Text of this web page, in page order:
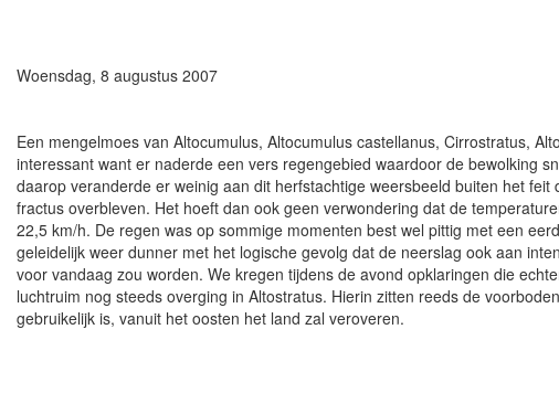
Woensdag, 8 augustus 2007
Een mengelmoes van Altocumulus, Altocumulus castellanus, Cirrostratus,
interessant want er naderde een vers regengebied waardoor de bewolking
daarop veranderde er weinig aan dit herfstachtige weersbeeld buiten het
fractus overbleven. Het hoeft dan ook geen verwondering dat de
22,5 km/h. De regen was op sommige momenten best wel pittig met een
geleidelijk weer dunner met het logische gevolg dat de neerslag ook aan
voor vandaag zou worden. We kregen tijdens de avond opklaringen die
luchtruim nog steeds overging in Altostratus. Hierin zitten reeds de
gebruikelijk is, vanuit het oosten het land zal veroveren.